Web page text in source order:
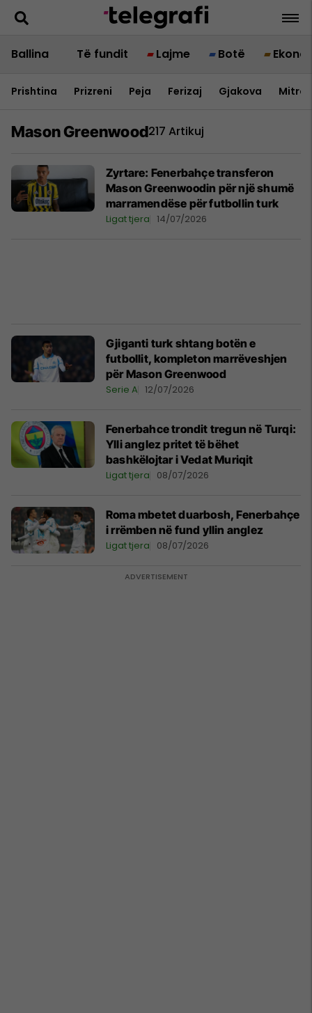
Ballina Të fundit Lajme Botë
Prishtina Prizreni Peja Ferizaj Gjakova
Mason Greenwood217 Artikuj
Zyrtare: Fenerbahçe transferon
Mason Greenwoodin për një shumë
marramendëse për futbollin turk
Ligat tjera 14/07/2026
Gjiganti turk shtang botën e
futbollit, kompleton marrëveshjen
për Mason Greenwood
Serie A 12/07/2026
Fenerbahce trondit tregun në Turqi:
Ylli anglez pritet të bëhet
bashkëlojtar i Vedat Muriqit
Ligat tjera 08/07/2026
Roma mbetet duarbosh, Fenerbahçe
i rrëmben në fund yllin anglez
Ligat tjera 08/07/2026